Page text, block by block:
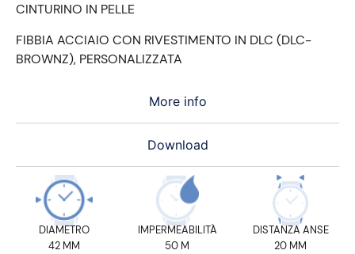
More info
Download
CINTURINO IN PELLE
FIBBIA ACCIAIO CON RIVESTIMENTO IN DLC (DLC-
BROWNZ), PERSONALIZZATA
DIAMETRO
42 MM
IMPERMEABILITÀ
50 M
DISTANZA ANSE
20 MM